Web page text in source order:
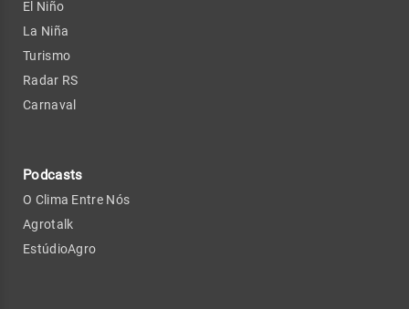
El Niño
La Niña
Turismo
Radar RS
Carnaval
Podcasts
O Clima Entre Nós
Agrotalk
EstúdioAgro